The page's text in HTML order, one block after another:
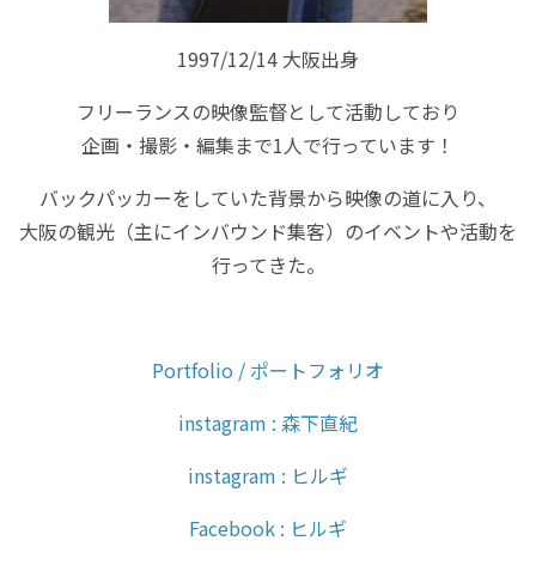
1997/12/14 大阪出身
フリーランスの映像監督として活動しており
企画・撮影・編集まで1人で行っています！
バックパッカーをしていた背景から映像の道に入り、
大阪の観光（主にインバウンド集客）のイベントや活動を
行ってきた。
Portfolio / ポートフォリオ
instagram : 森下直紀
instagram : ヒルギ
Facebook : ヒルギ